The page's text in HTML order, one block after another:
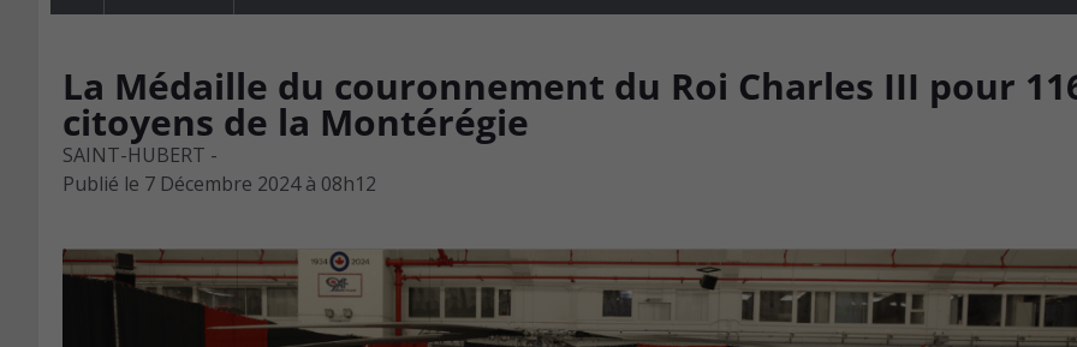
La Médaille du couronnement du Roi Charles III pour
citoyens de la Montérégie
SAINT-HUBERT -
Publié le 7 Décembre 2024 à 08h12